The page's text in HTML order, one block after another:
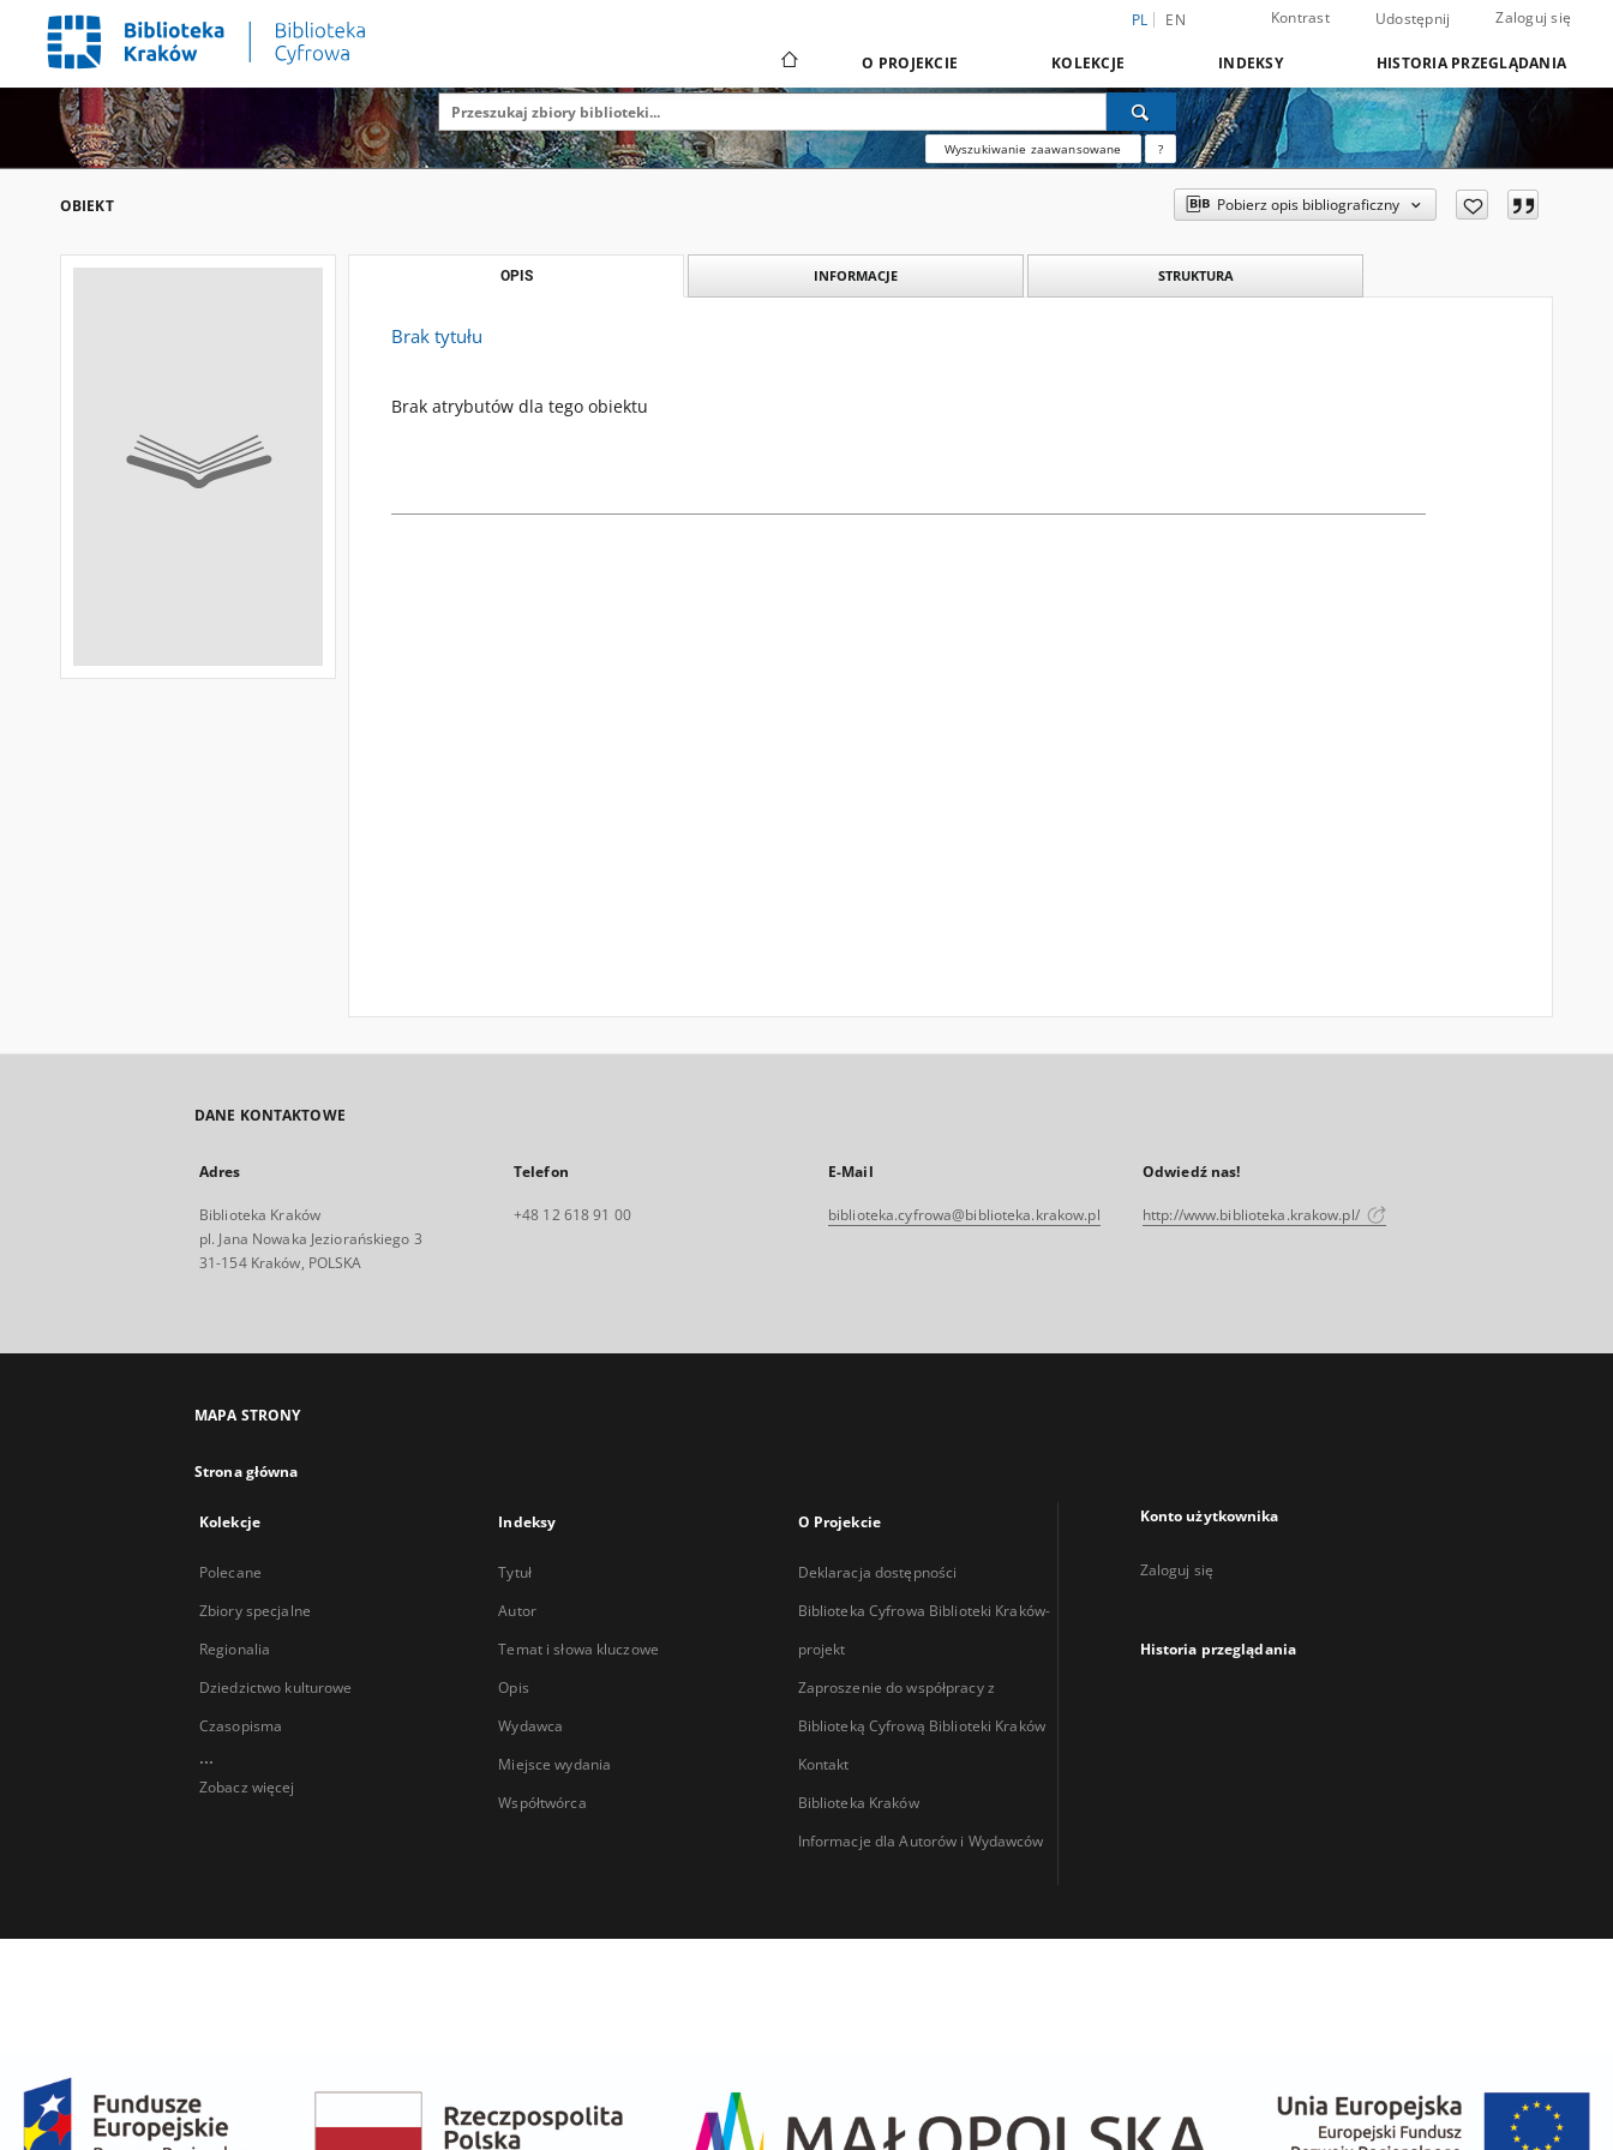
PL EN Kontrast Udostępnij Zaloguj się
O PROJEKCIE KOLEKCJE INDEKSY HISTORIA PRZEGLĄDANIA
Wyszukiwanie zaawansowane ?
OBIEKT Pobierz opis bibliograficzny
OPIS INFORMACJE STRUKTURA
Brak tytułu
Brak atrybutów dla tego obiektu
DANE KONTAKTOWE
Adres
Biblioteka Kraków
pl. Jana Nowaka Jeziorańskiego 3
31-154 Kraków, POLSKA
Telefon
+48 12 618 91 00
E-Mail
biblioteka.cyfrowa@biblioteka.krakow.pl
Odwiedź nas!
http://www.biblioteka.krakow.pl/
MAPA STRONY
Strona główna
Kolekcje
Polecane
Zbiory specjalne
Regionalia
Dziedzictwo kulturowe
Czasopisma
...
Zobacz więcej
Indeksy
Tytuł
Autor
Temat i słowa kluczowe
Opis
Wydawca
Miejsce wydania
Współtwórca
O Projekcie
Deklaracja dostępności
Biblioteka Cyfrowa Biblioteki Kraków-
projekt
Zaproszenie do współpracy z
Biblioteką Cyfrową Biblioteki Kraków
Kontakt
Biblioteka Kraków
Informacje dla Autorów i Wydawców
Konto użytkownika
Zaloguj się
Historia przeglądania